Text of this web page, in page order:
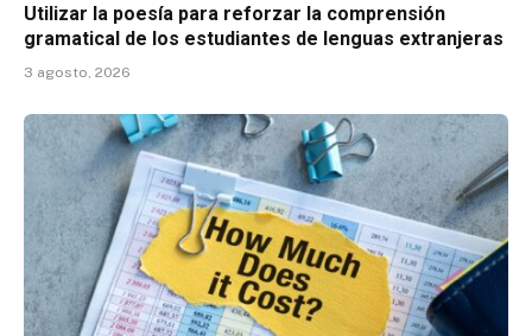
Utilizar la poesía para reforzar la comprensión
gramatical de los estudiantes de lenguas extranjeras
3 agosto, 2026